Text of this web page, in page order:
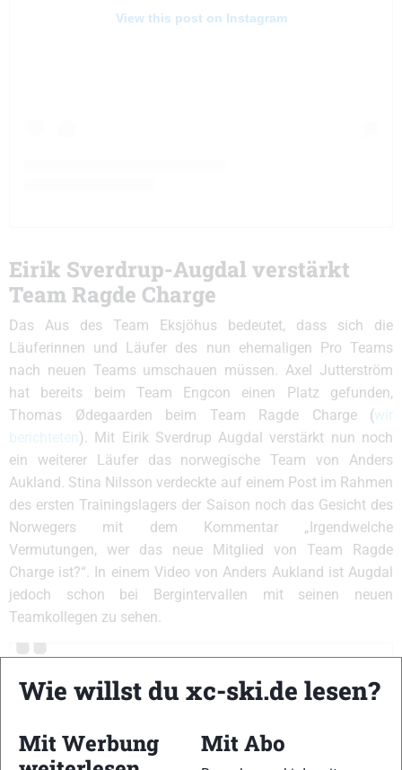
View this post on Instagram
Eirik Sverdrup-Augdal verstärkt
Team Ragde Charge
Das Aus des Team Eksjöhus bedeutet, dass sich die
Läuferinnen und Läufer des nun ehemaligen Pro Teams
nach neuen Teams umschauen müssen. Axel Jutterström
hat bereits beim Team Engcon einen Platz gefunden,
Thomas Ødegaarden beim Team Ragde Charge (wir
berichteten). Mit Eirik Sverdrup Augdal verstärkt nun noch
ein weiterer Läufer das norwegische Team von Anders
Aukland. Stina Nilsson verdeckte auf einem Post im Rahmen
des ersten Trainingslagers der Saison noch das Gesicht des
Norwegers mit dem Kommentar „Irgendwelche
Vermutungen, wer das neue Mitglied von Team Ragde
Charge ist?“. In einem Video von Anders Aukland ist Augdal
jedoch schon bei Bergintervallen mit seinen neuen
Teamkollegen zu sehen.
Wie willst du xc-ski.de lesen?
Mit Werbung
Mit Abo